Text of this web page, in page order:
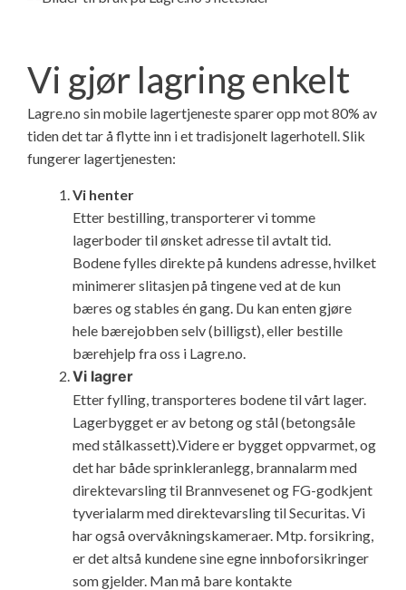
Vi gjør lagring enkelt
Lagre.no sin mobile lagertjeneste sparer opp mot 80% av
tiden det tar å flytte inn i et tradisjonelt lagerhotell. Slik
fungerer lagertjenesten:
Vi henter
Etter bestilling, transporterer vi tomme
lagerboder til ønsket adresse til avtalt tid.
Bodene fylles direkte på kundens adresse, hvilket
minimerer slitasjen på tingene ved at de kun
bæres og stables én gang. Du kan enten gjøre
hele bærejobben selv (billigst), eller bestille
bærehjelp fra oss i Lagre.no.
Vi lagrer
Etter fylling, transporteres bodene til vårt lager.
Lagerbygget er av betong og stål (betongsåle
med stålkassett).Videre er bygget oppvarmet, og
det har både sprinkleranlegg, brannalarm med
direktevarsling til Brannvesenet og FG-godkjent
tyverialarm med direktevarsling til Securitas. Vi
har også overvåkningskameraer. Mtp. forsikring,
er det altså kundene sine egne innboforsikringer
som gjelder. Man må bare kontakte